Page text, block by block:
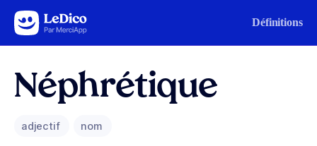
Aller au contenu Définitions
Néphrétique
adjectif nom